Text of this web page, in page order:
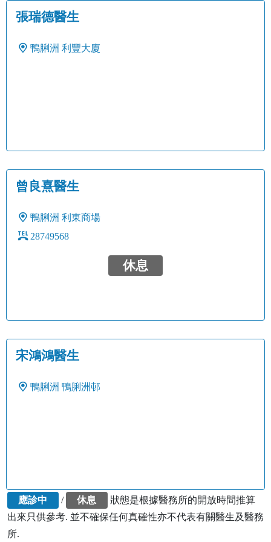
張瑞德醫生
鴨脷洲 利豐大廈
曾良熹醫生
鴨脷洲 利東商場
28749568
休息
宋鴻鴻醫生
鴨脷洲 鴨脷洲邨
應診中 / 休息
狀態是根據醫務所的開放時間推算
出來只供參考. 並不確保任何真確性亦不代表有關醫生及醫務
所.